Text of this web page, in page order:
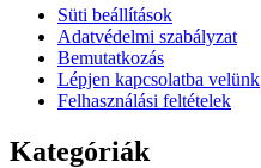
Süti beállítások
Adatvédelmi szabályzat
Bemutatkozás
Lépjen kapcsolatba velünk
Felhasználási feltételek
Kategóriák